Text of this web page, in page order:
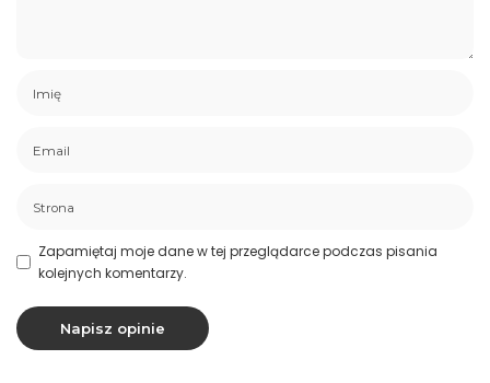
Zapamiętaj moje dane w tej przeglądarce podczas pisania
kolejnych komentarzy.